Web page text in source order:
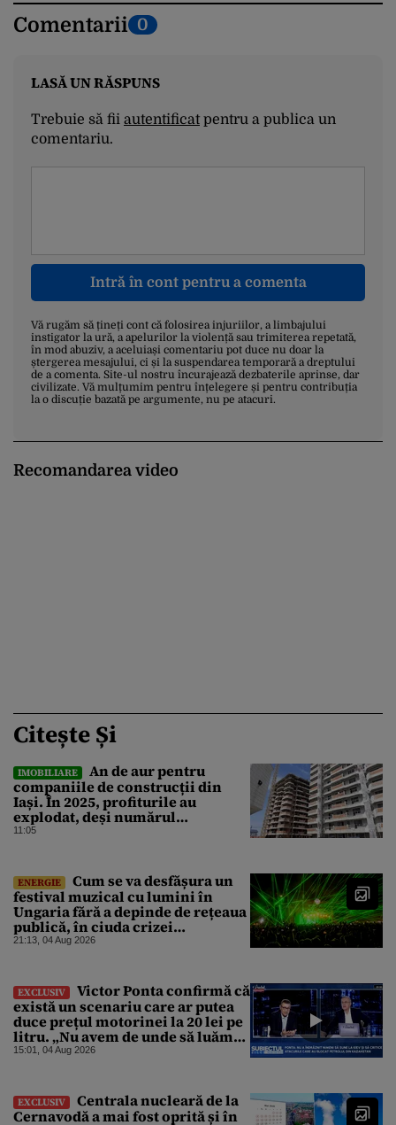
Comentarii 0
LASĂ UN RĂSPUNS
Trebuie să fii autentificatpentru a publica un
comentariu.
Intră în cont pentru a comenta
Vă rugăm să țineți cont că folosirea injuriilor, a limbajului
instigator la ură, a apelurilor la violență sau trimiterea repetată,
în mod abuziv, a aceluiași comentariu pot duce nu doar la
ștergerea mesajului, ci și la suspendarea temporară a dreptului
de a comenta. Site-ul nostru încurajează dezbaterile aprinse, dar
civilizate. Vă mulțumim pentru înțelegere și pentru contribuția
la o discuție bazată pe argumente, nu pe atacuri.
Recomandarea video
Citește Și
IMOBILIARE
An de aur pentru
companiile de construcții din
Iași. În 2025, profiturile au
explodat, deși numărul
angajaților a scăzut
11:05
ENERGIE
Cum se va desfășura un
festival muzical cu lumini în
Ungaria fără a depinde de rețeaua
publică, în ciuda crizei
energetice
21:13, 04 Aug 2026
EXCLUSIV
Victor Ponta confirmă că
există un scenariu care ar putea
duce prețul motorinei la 20 lei pe
litru. „Nu avem de unde să luăm
petrol”
15:01, 04 Aug 2026
EXCLUSIV
Centrala nucleară de la
Cernavodă a mai fost oprită și în